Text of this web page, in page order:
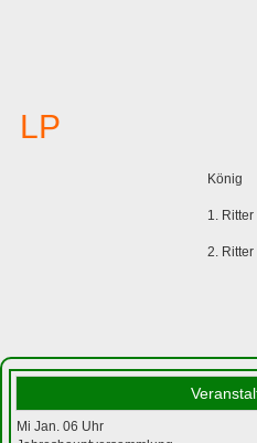
LP
König
1. Ritter
2. Ritter
Mi Jan. 06 Uhr